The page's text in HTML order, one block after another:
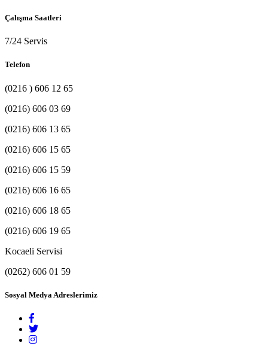
Çalışma Saatleri
7/24 Servis
Telefon
(0216 ) 606 12 65
(0216) 606 03 69
(0216) 606 13 65
(0216) 606 15 65
(0216) 606 15 59
(0216) 606 16 65
(0216) 606 18 65
(0216) 606 19 65
Kocaeli Servisi
(0262) 606 01 59
Sosyal Medya Adreslerimiz